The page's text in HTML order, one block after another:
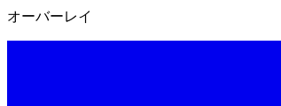
オーバーレイ